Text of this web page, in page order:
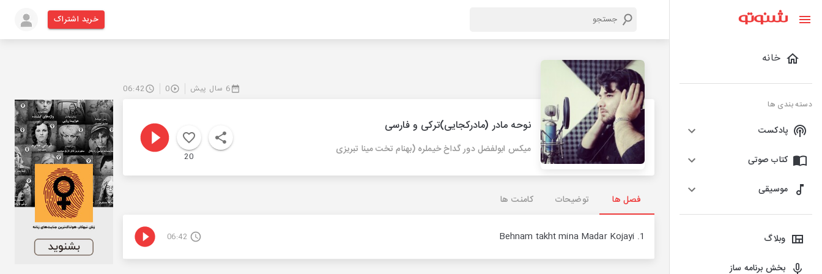
خانه
دسته بندی ها
پادکست
کتاب صوتی
موسیقی
وبلاگ
بخش برنامه ساز
خرید اشتراک
6 سال پیش 0
06:42
نوحه مادر (مادرکجایی)ترکی و فارسی
میکس ابولفضل دور گداخ خیملره (بهنام تخت مینا تبریزی
20
فصل ها توضیحات کامنت ها
1. Behnam takht mina Madar Kojayi
06:42